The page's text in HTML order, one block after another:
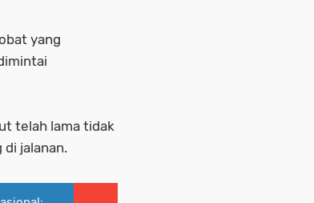
yang
telah lama tidak
jalanan.